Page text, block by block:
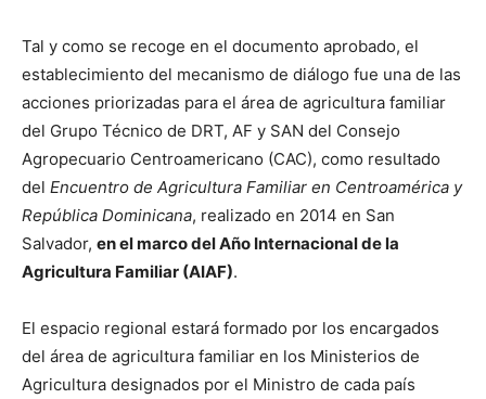
Tal y como se recoge en el documento aprobado, el
establecimiento del mecanismo de diálogo fue una de las
acciones priorizadas para el área de agricultura familiar
del Grupo Técnico de DRT, AF y SAN del Consejo
Agropecuario Centroamericano (CAC), como resultado
del Encuentro de Agricultura Familiar en Centroamérica y
República Dominicana, realizado en 2014 en San
Salvador, en el marco del Año Internacional de la
Agricultura Familiar (AIAF).
El espacio regional estará formado por los encargados
del área de agricultura familiar en los Ministerios de
Agricultura designados por el Ministro de cada país